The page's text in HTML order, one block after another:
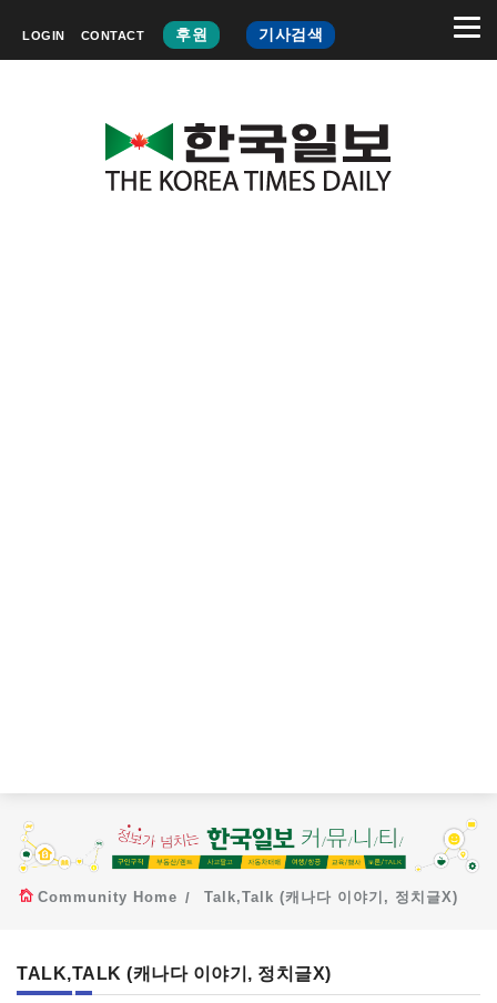
LOGIN CONTACT 후원 기사검색
Community Home Talk,Talk (캐나다 이야기, 정치글X)
TALK,TALK (캐나다 이야기, 정치글X)